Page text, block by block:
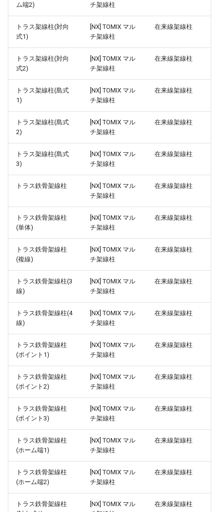
踏切の方向表示機
架線
NX架線柱
NXトンネル
試運転と運転
ビュワー操作
地上カメラで列車を追跡
モーションパスの基本
モーションパスと地上カメラ
モーションパスと自動車
マルチモニター
部品のリプレース
レール接続の補正
SVGの出力
レイヤーに色をつける
画面写真
島式ホーム都市型照明付き
対向式ホーム都市型照明付き
対向式ホーム(桁式)
わらぶき農家
近郊住宅
中型ビル
総合ビル
商店セット
アパート
角店セット
ペンション
郊外型レストラン
コンビニエンスストア
ガソリンスタンド
パチンコ店郊外店
商業ビル
大型ビル
ラウンドスクエアビル
マンション
複線高架橋脚ガード下建物
ver 6.0.0.356
ver 6.0.0.340
ver 6.0.0.333
ver 6.0.0.330
ver 6.0.0.305
ver 6.0.0.301
ver 6.0.0.290
ver 6.0.0.280
ver 6.0.0.276
ver 6.0.0.270
ver 6.0.0.260
ver 6.0.0.250
ver 6.0.0.222
ver 6.0.0.221
ver 6.0.0.220
ver 6.0.0.212
ム端2)
チ架線柱
トラス架線柱(対向
式1)
[NX] TOMIX マル
チ架線柱
在来線架線柱
トラス架線柱(対向
式2)
[NX] TOMIX マル
チ架線柱
在来線架線柱
トラス架線柱(島式
1)
[NX] TOMIX マル
チ架線柱
在来線架線柱
トラス架線柱(島式
2)
[NX] TOMIX マル
チ架線柱
在来線架線柱
トラス架線柱(島式
3)
[NX] TOMIX マル
チ架線柱
在来線架線柱
トラス鉄骨架線柱
[NX] TOMIX マル
チ架線柱
在来線架線柱
トラス鉄骨架線柱
(単体)
[NX] TOMIX マル
チ架線柱
在来線架線柱
トラス鉄骨架線柱
(複線)
[NX] TOMIX マル
チ架線柱
在来線架線柱
トラス鉄骨架線柱(3
線)
[NX] TOMIX マル
チ架線柱
在来線架線柱
トラス鉄骨架線柱(4
線)
[NX] TOMIX マル
チ架線柱
在来線架線柱
トラス鉄骨架線柱
(ポイント1)
[NX] TOMIX マル
チ架線柱
在来線架線柱
トラス鉄骨架線柱
(ポイント2)
[NX] TOMIX マル
チ架線柱
在来線架線柱
トラス鉄骨架線柱
(ポイント3)
[NX] TOMIX マル
チ架線柱
在来線架線柱
トラス鉄骨架線柱
(ホーム端1)
[NX] TOMIX マル
チ架線柱
在来線架線柱
トラス鉄骨架線柱
(ホーム端2)
[NX] TOMIX マル
チ架線柱
在来線架線柱
トラス鉄骨架線柱
[NX] TOMIX マル
在来線架線柱